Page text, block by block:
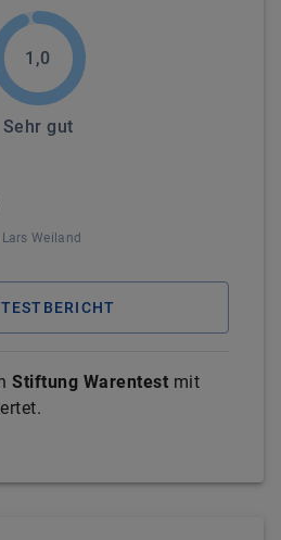
1,0
Sehr gut
Lars Weiland
Stiftung Warentest mit